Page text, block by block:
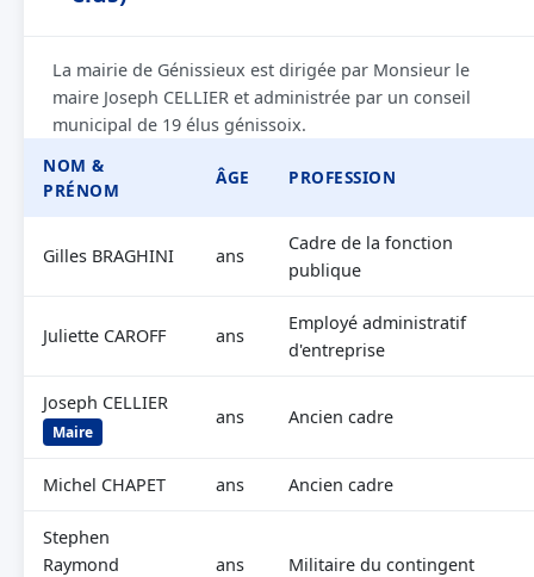
La mairie de Génissieux est dirigée par Monsieur le
maire Joseph CELLIER et administrée par un conseil
municipal de 19 élus génissoix.
NOM &
PRÉNOM
ÂGE PROFESSION
Gilles BRAGHINI ans
Cadre de la fonction
publique
Juliette CAROFF ans
Employé administratif
d'entreprise
Joseph CELLIER
Maire
ans Ancien cadre
Michel CHAPET ans Ancien cadre
Stephen
Raymond
ans Militaire du contingent